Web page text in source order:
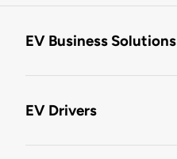
EV Business Solutions
EV Drivers